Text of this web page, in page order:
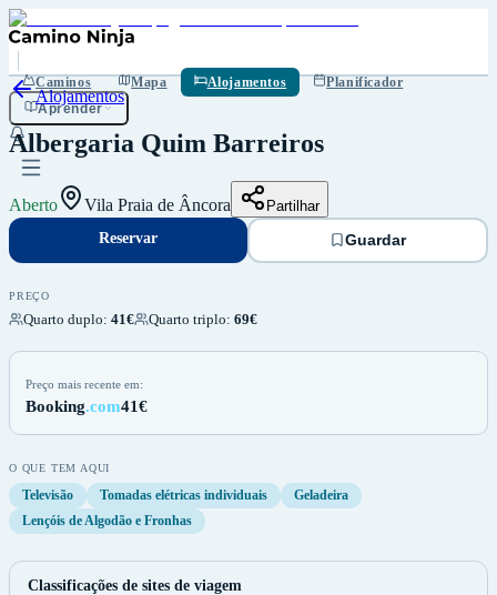
Caminos Mapa Alojamentos
Planificador
Aprender
Alojamentos
Albergaria Quim Barreiros
Aberto Vila Praia de Âncora Partilhar
Reservar
Reservar Guardar
PREÇO
Quarto duplo: 41€ Quarto triplo: 69€
Preço mais recente em:
Booking.com41€
O QUE TEM AQUI
Televisão Tomadas elétricas individuais
Geladeira
Lençóis de Algodão e Fronhas
Classificações de sites de viagem